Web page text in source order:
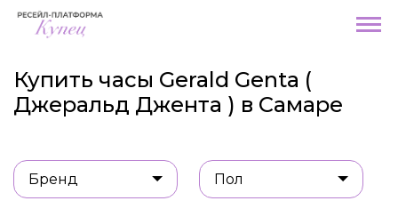
Купить часы Gerald Genta (
Джеральд Джента ) в Самаре
Бренд Пол